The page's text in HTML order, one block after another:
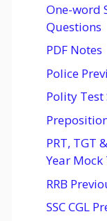
One-word
Questions
PDF Notes
Police
Polity Test
PRT, TGT
Year Mock
RRB
SSC CGL